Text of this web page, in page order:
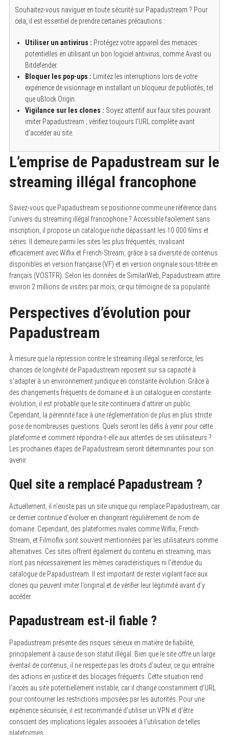
Souhaitez-vous naviguer en toute sécurité sur Papadustream ? Pour
cela, il est essentiel de prendre certaines précautions :
Utiliser un antivirus : Protégez votre appareil des menaces
potentielles en utilisant un bon logiciel antivirus, comme Avast ou
Bitdefender.
Bloquer les pop-ups : Limitez les interruptions lors de votre
expérience de visionnage en installant un bloqueur de publicités, tel
que uBlock Origin.
Vigilance sur les clones : Soyez attentif aux faux sites pouvant
imiter Papadustream ; vérifiez toujours l’URL complète avant
d’accéder au site.
L’emprise de Papadustream sur le
streaming illégal francophone
Saviez-vous que Papadustream se positionne comme une référence dans
l’univers du streaming illégal francophone ? Accessible facilement sans
inscription, il propose un catalogue riche dépassant les 10 000 films et
séries. Il demeure parmi les sites les plus fréquentés, rivalisant
efficacement avec Wiflix et French-Stream, grâce à sa diversité de contenus
disponibles en version française (VF) et en version originale sous-titrée en
français (VOSTFR). Selon les données de SimilarWeb, Papadustream attire
environ 2 millions de visites par mois, ce qui témoigne de sa popularité.
Perspectives d’évolution pour
Papadustream
À mesure que la répression contre le streaming illégal se renforce, les
chances de longévité de Papadustream reposent sur sa capacité à
s’adapter à un environnement juridique en constante évolution. Grâce à
des changements fréquents de domaine et à un catalogue en constante
évolution, il est probable que le site continuera d’attirer un public.
Cependant, la pérennité face à une réglementation de plus en plus stricte
pose de nombreuses questions. Quels seront les défis à venir pour cette
plateforme et comment répondra-t-elle aux attentes de ses utilisateurs ?
Les prochaines étapes de Papadustream seront déterminantes pour son
avenir.
Quel site a remplacé Papadustream ?
Actuellement, il n’existe pas un site unique qui remplace Papadustream, car
ce dernier continue d’évoluer en changeant régulièrement de nom de
domaine. Cependant, des plateformes rivales comme Wiflix, French-
Stream, et Filmoflix sont souvent mentionnées par les utilisateurs comme
alternatives. Ces sites offrent également du contenu en streaming, mais
n’ont pas nécessairement les mêmes caractéristiques ni l’étendue du
catalogue de Papadustream. Il est important de rester vigilant face aux
clones qui peuvent imiter l’original et de vérifier leur légitimité avant d’y
accéder.
Papadustream est-il fiable ?
Papadustream présente des risques sérieux en matière de fiabilité,
principalement à cause de son statut illégal. Bien que le site offre un large
éventail de contenus, il ne respecte pas les droits d’auteur, ce qui entraîne
des actions en justice et des blocages fréquents. Cette situation rend
l’accès au site potentiellement instable, car il change constamment d’URL
pour contourner les restrictions imposées par les autorités. Pour une
expérience sécurisée, il est recommandé d’utiliser un VPN et d’être
conscient des implications légales associées à l’utilisation de telles
plateformes.